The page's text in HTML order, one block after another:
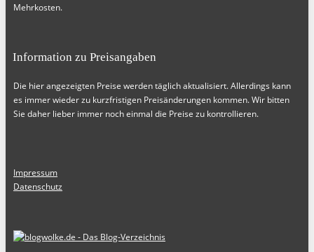
Mehrkosten.
Information zu Preisangaben
Die hier angezeigten Preise werden täglich aktualisiert. Allerdings kann
es immer wieder zu kurzfristigen Preisänderungen kommen. Wir bitten
Sie daher lieber immer noch einmal die Preise zu kontrollieren.
Impressum
Datenschutz